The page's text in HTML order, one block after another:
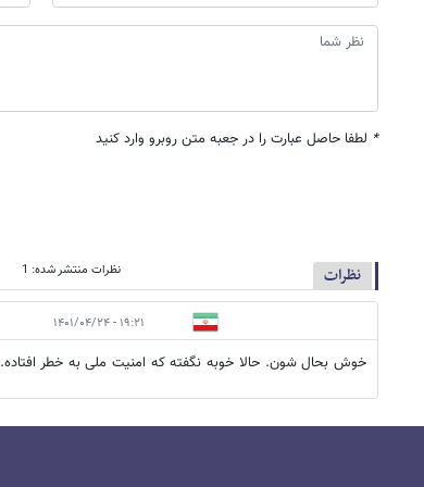
* لطفا حاصل عبارت را در جعبه متن روبرو وارد کنید
نظرات نظرات منتشر شده: 1
۱۹:۲۱ - ۱۴۰۱/۰۴/۲۴
خوش بحال شون. حالا خوبه نگفته که امنیت ملی به خطر افتاده.